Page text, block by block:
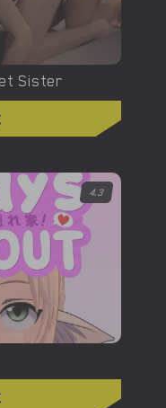
Sister
4.3